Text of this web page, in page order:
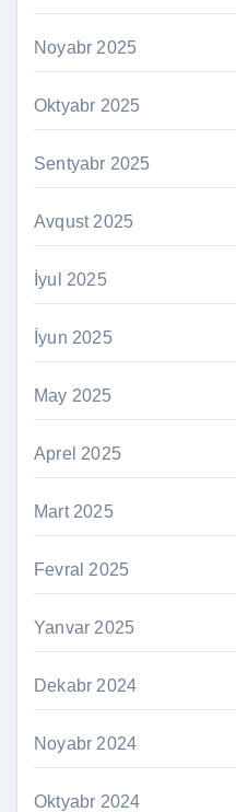
Noyabr 2025
Oktyabr 2025
Sentyabr 2025
Avqust 2025
İyul 2025
İyun 2025
May 2025
Aprel 2025
Mart 2025
Fevral 2025
Yanvar 2025
Dekabr 2024
Noyabr 2024
Oktyabr 2024